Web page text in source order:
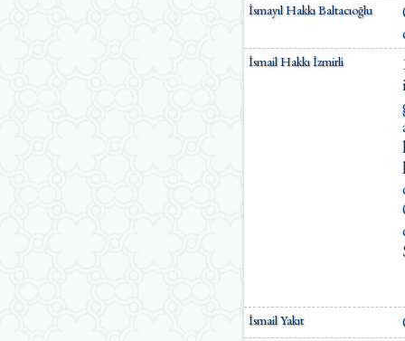
İsmayıl Hakkı Baltacıoğlu
İsmail Hakkı İzmirli
İsmail Yakıt